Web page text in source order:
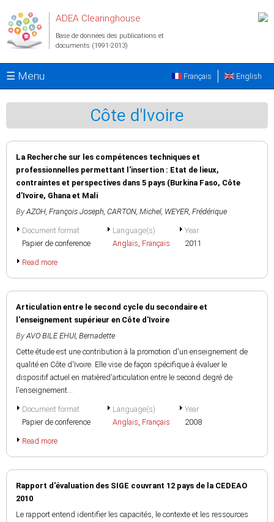
ADEA Clearinghouse
Base de données des publications et
documents (1991-2013)
☰ Menu English
Français
Côte d'Ivoire
La Recherche sur les compétences techniques et
professionnelles permettant l'insertion : Etat de lieux,
contraintes et perspectives dans 5 pays (Burkina Faso, Côte
d'Ivoire, Ghana et Mali
By AZOH, François Joseph, CARTON, Michel, WEYER, Frédérique
Document format
Papier de conference
Language(s)
Anglais, Français
Year
2011
Read more
Articulation entre le second cycle du secondaire et
l'enseignement supérieur en Côte d'Ivoire
By AVO BILE EHUI, Bernadette
Cette étude est une contribution à la promotion d'un enseignement de
qualité en Côte d'Ivoire. Elle vise de façon spécifique à évaluer le
dispositif actuel en matièred'articulation entre le second degré de
l'enseignement...
Document format
Papier de conference
Language(s)
Anglais, Français
Year
2008
Read more
Rapport d'évaluation des SIGE couvrant 12 pays de la CEDEAO
2010
Le rapport entend identifier les capacités, le contexte et les ressources